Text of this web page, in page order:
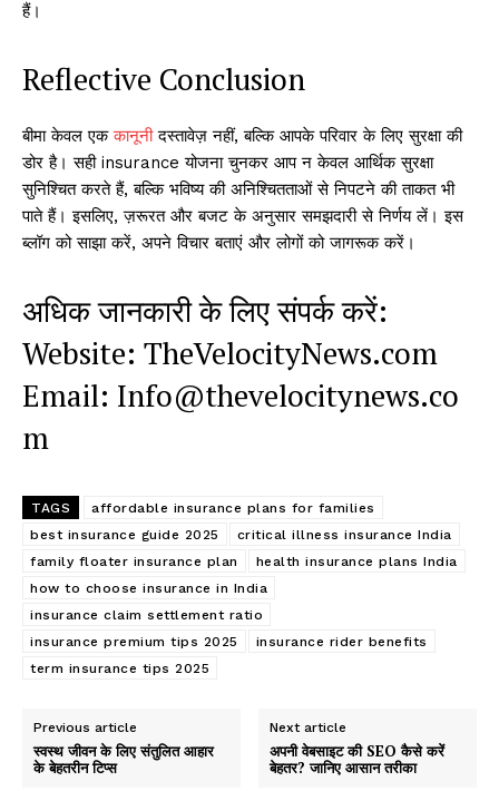
हैं।
Reflective Conclusion
बीमा केवल एककानूनी दस्तावेज़ नहीं, बल्कि आपके परिवार के लिए सुरक्षा की
डोर है। सही insurance योजना चुनकर आप न केवल आर्थिक सुरक्षा
सुनिश्चित करते हैं, बल्कि भविष्य की अनिश्चितताओं से निपटने की ताकत भी
पाते हैं। इसलिए, ज़रूरत और बजट के अनुसार समझदारी से निर्णय लें। इस
ब्लॉग को साझा करें, अपने विचार बताएं और लोगों को जागरूक करें।
अधिक जानकारी के लिए संपर्क करें:
Website: TheVelocityNews.com
Email: Info@thevelocitynews.co
m
TAGS
affordable insurance plans for families
best insurance guide 2025
critical illness insurance India
family floater insurance plan
health insurance plans India
how to choose insurance in India
insurance claim settlement ratio
insurance premium tips 2025
insurance rider benefits
term insurance tips 2025
Previous article
स्वस्थ जीवन के लिए संतुलित आहार
के बेहतरीन टिप्स
Next article
अपनी वेबसाइट की SEO कैसे करें
बेहतर? जानिए आसान तरीका